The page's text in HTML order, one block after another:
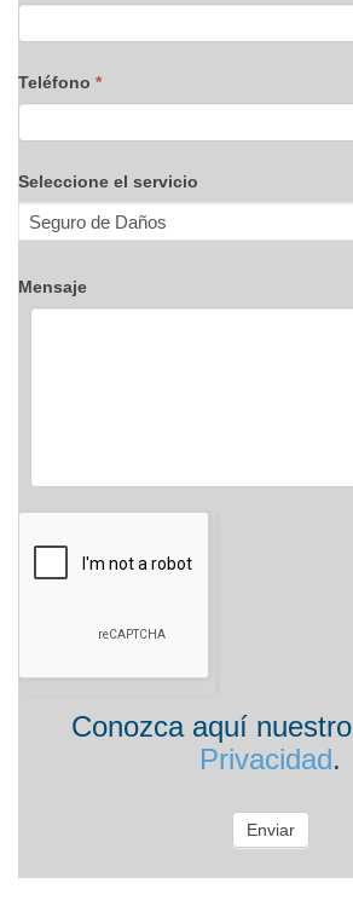
Teléfono *
Seleccione el servicio
Mensaje
Conozca aquí nuestro
Privacidad.
Enviar